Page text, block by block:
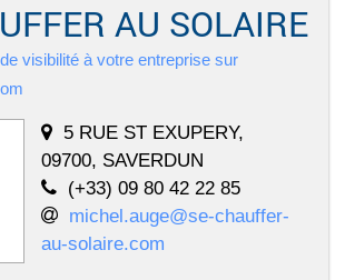
AU SOLAIRE
visibilité à votre entreprise sur
5 RUE ST EXUPERY,
09700, SAVERDUN
(+33) 09 80 42 22 85
michel.auge@se-chauffer-
au-solaire.com